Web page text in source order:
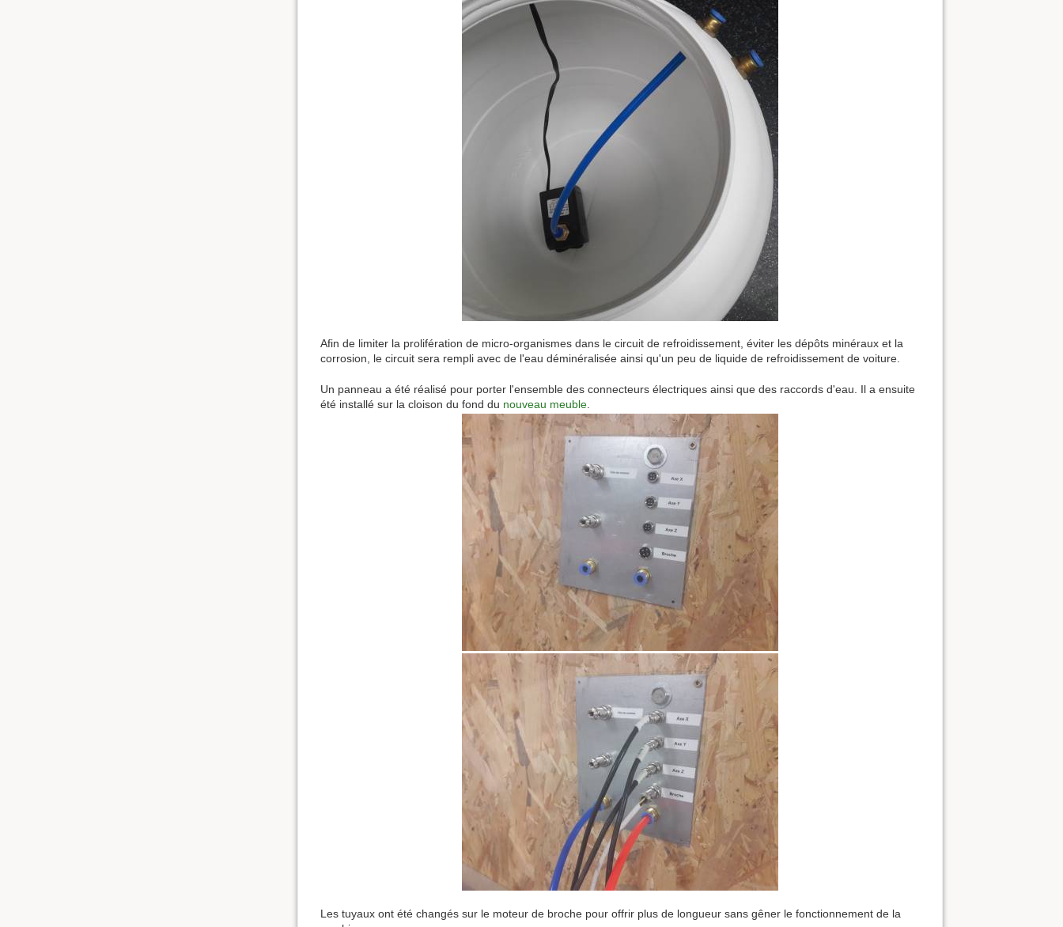
Afin de limiter la prolifération de micro-organismes dans le circuit de refroidissement, éviter les dépôts minéraux et la
corrosion, le circuit sera rempli avec de l'eau déminéralisée ainsi qu'un peu de liquide de refroidissement de voiture.
Un panneau a été réalisé pour porter l'ensemble des connecteurs électriques ainsi que des raccords d'eau. Il a ensuite
été installé sur la cloison du fond du nouveau meuble
Les tuyaux ont été changés sur le moteur de broche pour offrir plus de longueur sans gêner le fonctionnement de la